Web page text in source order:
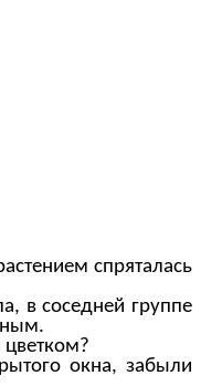
спряталась
в соседней группе
цветком?
окна, забыли